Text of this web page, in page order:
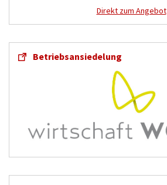
Direkt zum Angebot
Betriebsansiedelung